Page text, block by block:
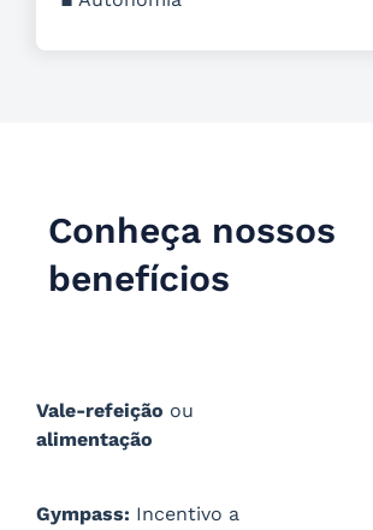
Conheça nossos
benefícios
Vale-refeição ou
alimentação
Gympass: Incentivo a